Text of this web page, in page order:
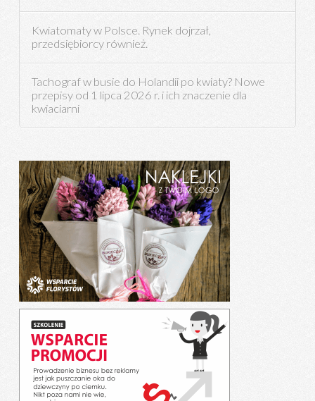
Kwiatomaty w Polsce. Rynek dojrzał,
przedsiębiorcy również.
Tachograf w busie do Holandii po kwiaty? Nowe
przepisy od 1 lipca 2026 r. i ich znaczenie dla
kwiaciarni